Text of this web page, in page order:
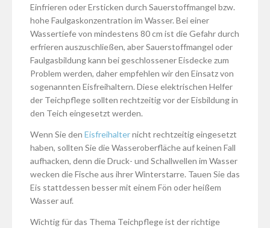
Einfrieren oder Ersticken durch Sauerstoffmangel bzw.
hohe Faulgaskonzentration im Wasser. Bei einer
Wassertiefe von mindestens 80 cm ist die Gefahr durch
erfrieren auszuschließen, aber Sauerstoffmangel oder
Faulgasbildung kann bei geschlossener Eisdecke zum
Problem werden, daher empfehlen wir den Einsatz von
sogenannten Eisfreihaltern. Diese elektrischen Helfer
der Teichpflege sollten rechtzeitig vor der Eisbildung in
den Teich eingesetzt werden.
Wenn Sie den Eisfreihalternicht rechtzeitig eingesetzt
haben, sollten Sie die Wasseroberfläche auf keinen Fall
aufhacken, denn die Druck- und Schallwellen im Wasser
wecken die Fische aus ihrer Winterstarre. Tauen Sie das
Eis stattdessen besser mit einem Fön oder heißem
Wasser auf.
Wichtig für das Thema Teichpflege ist der richtige